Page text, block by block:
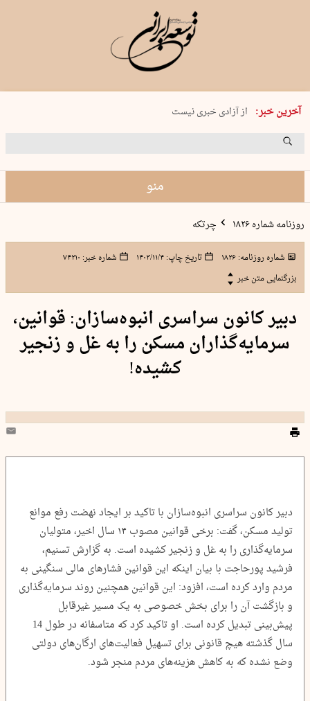
آخرین خبر:
یکشنبه 18 مرداد 1405 شماره 2245
از آزادی خبری نیست
۸۸۸ نفر سال گذشته بر اثر غرق‌شدگی جان …
منو
روزنامه شماره ۱۸۲۶ چرتکه
شماره روزنامه:۱۸۲۶ تاریخ چاپ:۱۴۰۳/۱۱/۴ شماره خبر: ۷۴۲۱۰
بزرگنمایی متن خبر
دبیر کانون سراسری انبوه‌سازان: قوانین،
سرمایه‌گذاران مسکن را به غل و زنجیر
کشیده!
دبیر کانون سراسری انبوه‌سازان با تاکید بر ایجاد نهضت رفع موانع
تولید مسکن، گفت:‌ برخی قوانین مصوب ۱۴ سال اخیر، متولیان
سرمایه‌گذاری را به غل و زنجیر کشیده است. به گزارش تسنیم،
فرشید پورحاجت با بیان اینکه این قوانین فشارهای مالی سنگینی به
مردم وارد کرده است، افزود: این قوانین همچنین روند سرمایه‌گذاری
و بازگشت آن را برای بخش خصوصی به یک مسیر غیرقابل
پیش‌بینی تبدیل کرده است. او تاکید کرد که متاسفانه در طول 14
سال گذشته هیچ قانونی برای تسهیل فعالیت‌های ارگان‌های دولتی
وضع نشده که به کاهش هزینه‌های مردم منجر شود.